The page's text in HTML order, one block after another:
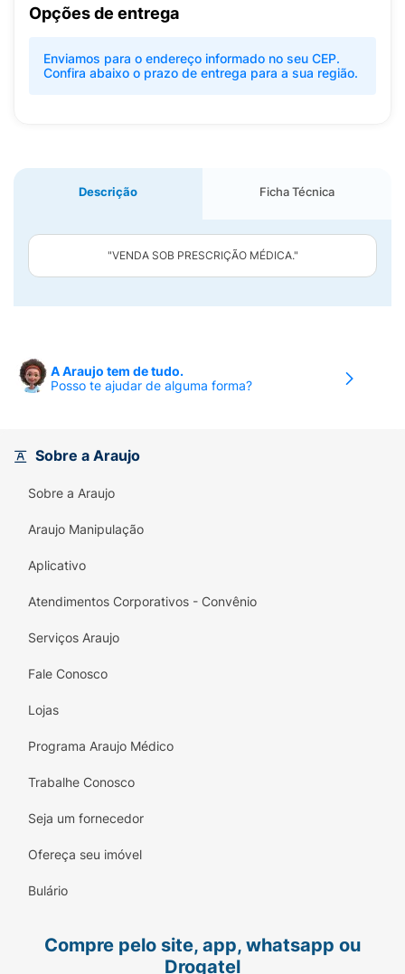
Opções de entrega
Enviamos para o endereço informado no seu CEP.
Confira abaixo o prazo de entrega para a sua região.
Descrição Ficha Técnica
"VENDA SOB PRESCRIÇÃO MÉDICA."
A Araujo tem de tudo.
Posso te ajudar de alguma forma?
Sobre a Araujo
Sobre a Araujo
Araujo Manipulação
Aplicativo
Atendimentos Corporativos - Convênio
Serviços Araujo
Fale Conosco
Lojas
Programa Araujo Médico
Trabalhe Conosco
Seja um fornecedor
Ofereça seu imóvel
Bulário
Compre pelo site, app, whatsapp ou
Drogatel